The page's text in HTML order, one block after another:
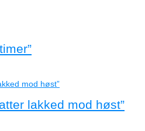
lakked mod høst”